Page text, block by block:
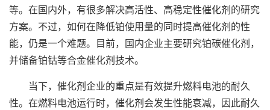
等。在国内外，有很多解决高活性、高稳定性催化剂的研究
方案。不过，如何在降低铂使用量的同时提高催化剂的性
能，仍是一个难题。目前，国内企业主要研究铂碳催化剂，
并储备铂钴等合金催化剂技术。
当下，催化剂企业的重点是有效提升燃料电池的耐久
性。在燃料电池运行时，催化剂会发生性能衰减，因此耐久